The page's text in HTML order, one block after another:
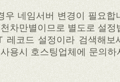
우 네임서버 변경이 필요합
차만별이므로 별도로 설
레코드 설정이라 검색해보
용시 호스팅업체에 문의